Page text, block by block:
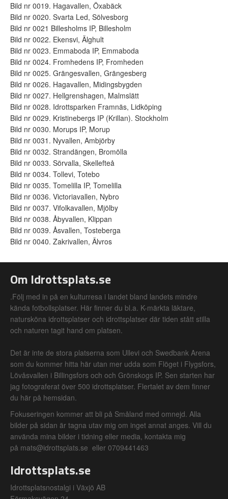
Bild nr 0019. Hagavallen, Öxabäck
Bild nr 0020. Svarta Led, Sölvesborg
Bild nr 0021 Billesholms IP, Billesholm
Bild nr 0022. Ekensvi, Älghult
Bild nr 0023. Emmaboda IP, Emmaboda
Bild nr 0024. Fromhedens IP, Fromheden
Bild nr 0025. Grängesvallen, Grängesberg
Bild nr 0026. Hagavallen, Midingsbygden
Bild nr 0027. Hellgrenshagen, Malmslätt
Bild nr 0028. Idrottsparken Framnäs, Lidköping
Bild nr 0029. Kristinebergs IP (Krillan). Stockholm
Bild nr 0030. Morups IP, Morup
Bild nr 0031. Nyvallen, Ambjörby
Bild nr 0032. Strandängen, Bromölla
Bild nr 0033. Sörvalla, Skellefteå
Bild nr 0034. Tollevi, Totebo
Bild nr 0035. Tomelilla IP, Tomelilla
Bild nr 0036. Victoriavallen, Nybro
Bild nr 0037. Vifolkavallen, Mjölby
Bild nr 0038. Åbyvallen, Klippan
Bild nr 0039. Åsvallen, Tosteberga
Bild nr 0040. Zakrivallen, Älvros
Om Idrottsplats.se
.Följ med in på en kulturresa i landet bland landets mindre
kända fotbollsplatser. Här finner du bl.a. K-märkta läktare,
natursköna idrottsplatser och idrottsplatser där tiden stått stilla
och naturen tagit hand om platsen.
Det är inte de stora platserna som Ullevi och Swedbank Arena
som du kommer hitta här utan mer udda som Flöget i Flygsfors,
Lövåsvallen i Billingsfors och och Grönskogs IP. Sen starten har
jag fotograferat över 500 idrottsplatser. Flertalet av dem finner
du här på hemsidan.
Fokuseringen kommer att bli på Småland med omnejd. Alla
bilder på sidan är tagna utav mig om inget annat anges. Vill du
använda mina bilder i tidning eller media, kontakta mig
på mats@idrottsplats.se eller 0709441463
Idrottsplats.se
Idrottsplatsnostalgi i Växjö AB